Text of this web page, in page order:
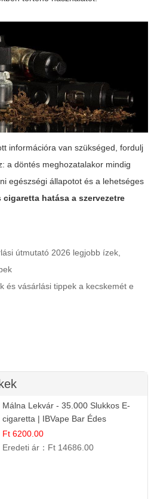
információra van szükséged, fordulj
a döntés meghozatalakor mindig
egészségi állapotot és a lehetséges
cigaretta hatása a szervezetre
útmutató 2026 legjobb ízek,
és vásárlási tippek a kecskemét e
Málna Lekvár - 35.000 Slukkos E-
cigaretta | IBVape Bar Édes
Gyümölcs Íz
Ft 6200.00
Eredeti ár： Ft 14686.00